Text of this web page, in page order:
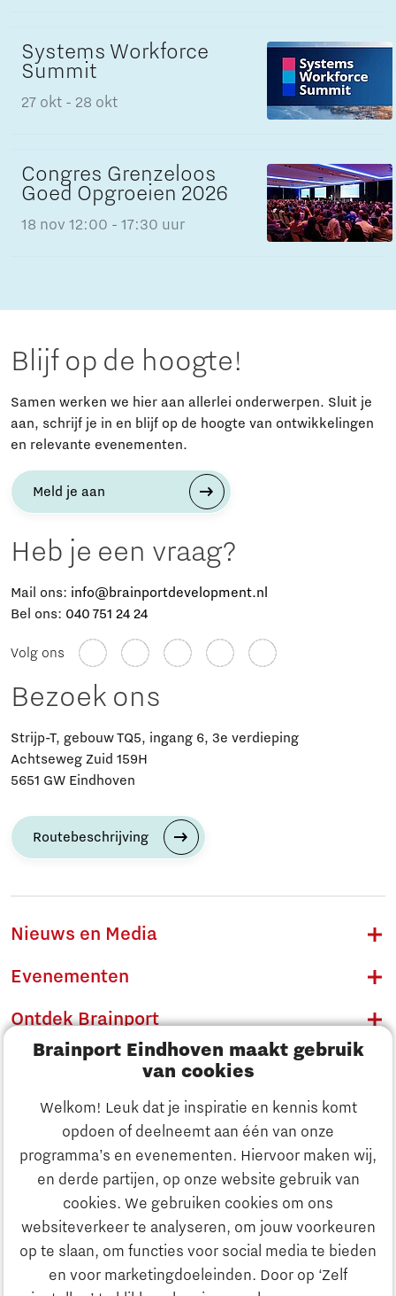
Brainport Eindhoven maakt gebruik
van cookies
Welkom! Leuk dat je inspiratie en kennis komt
opdoen of deelneemt aan één van onze
programma’s en evenementen. Hiervoor maken wij,
en derde partijen, op onze website gebruik van
cookies. We gebruiken cookies om ons
websiteverkeer te analyseren, om jouw voorkeuren
op te slaan, om functies voor social media te bieden
en voor marketingdoeleinden. Door op ‘Zelf
Ontdek Brainport
Innovatie
Systems Workforce
Summit
27 okt - 28 okt
Congres Grenzeloos
Goed Opgroeien 2026
18 nov 12:00 - 17:30 uur
Blijf op de hoogte!
Samen werken we hier aan allerlei onderwerpen. Sluit je
aan, schrijf je in en blijf op de hoogte van ontwikkelingen
en relevante evenementen.
Meld je aan
Heb je een vraag?
Mail ons: info@brainportdevelopment.nl
Bel ons: 040 751 24 24
Volg ons
Bezoek ons
Strijp-T, gebouw TQ5, ingang 6, 3e verdieping
Achtseweg Zuid 159H
5651 GW Eindhoven
Routebeschrijving
Nieuws en Media
Evenementen
Ontdek Brainport
Innovatie
Ondernemen
Onderwijs
Maatschappelijk
Strategie & Organisatie
Zoeken